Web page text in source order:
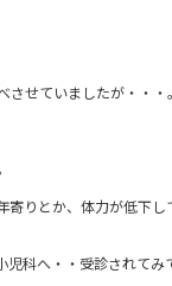
せていましたが・・・。
りとか、体力が低下し
科へ・・受診されてみ